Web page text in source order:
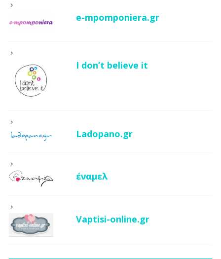
e-mpomponiera.gr
I don’t believe it
Ladopano.gr
έναμελ
Vaptisi-online.gr